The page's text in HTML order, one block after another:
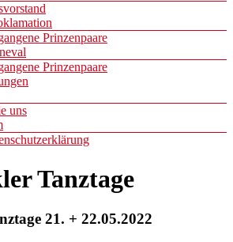
Prinzenpaare
Prinzenpaare
uns
Tanztage
21. + 22.05.2022